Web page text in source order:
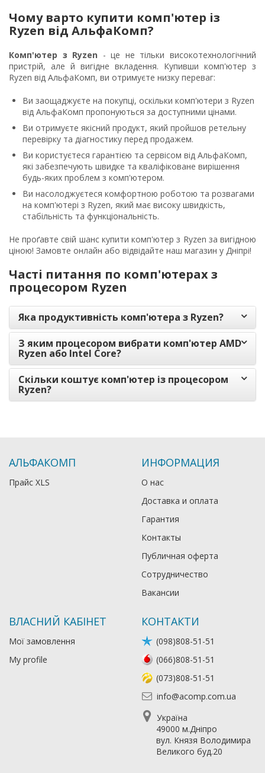
Чому варто купити комп'ютер із
Ryzen від АльфаКомп?
Комп'ютер з Ryzen - це не тільки високотехнологічний
пристрій, але й вигідне вкладення. Купивши комп'ютер з
Ryzen від АльфаКомп, ви отримуєте низку переваг:
Ви заощаджуєте на покупці, оскільки комп'ютери з Ryzen
від АльфаКомп пропонуються за доступними цінами.
Ви отримуєте якісний продукт, який пройшов ретельну
перевірку та діагностику перед продажем.
Ви користуєтеся гарантією та сервісом від АльфаКомп,
які забезпечують швидке та кваліфіковане вирішення
будь-яких проблем з комп'ютером.
Ви насолоджуєтеся комфортною роботою та розвагами
на комп'ютері з Ryzen, який має високу швидкість,
стабільність та функціональність.
Не проґавте свій шанс купити комп'ютер з Ryzen за вигідною
ціною! Замовте онлайн або відвідайте наш магазин у Дніпрі!
Часті питання по комп'ютерах з
процесором Ryzen
Яка продуктивність комп'ютера з Ryzen?
З яким процесором вибрати комп'ютер AMD
Ryzen або Intel Core?
Скільки коштує комп'ютер із процесором
Ryzen?
АЛЬФАКОМП
Прайс XLS
ИНФОРМАЦИЯ
О нас
Доставка и оплата
Гарантия
Контакты
Публичная оферта
Сотрудничество
Вакансии
ВЛАСНИЙ КАБІНЕТ
Мої замовлення
My profile
КОНТАКТИ
(098)808-51-51
(066)808-51-51
(073)808-51-51
info@acomp.com.ua
Україна
49000 м.Дніпро
вул. Князя Володимира
Великого буд.20